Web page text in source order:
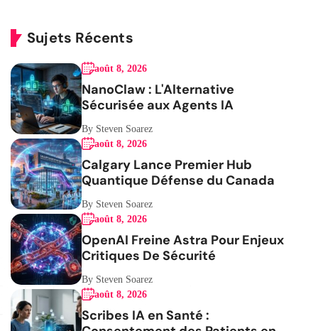
Sujets Récents
août 8, 2026
NanoClaw : L'Alternative
Sécurisée aux Agents IA
By Steven Soarez
août 8, 2026
Calgary Lance Premier Hub
Quantique Défense du Canada
By Steven Soarez
août 8, 2026
OpenAI Freine Astra Pour Enjeux
Critiques De Sécurité
By Steven Soarez
août 8, 2026
Scribes IA en Santé :